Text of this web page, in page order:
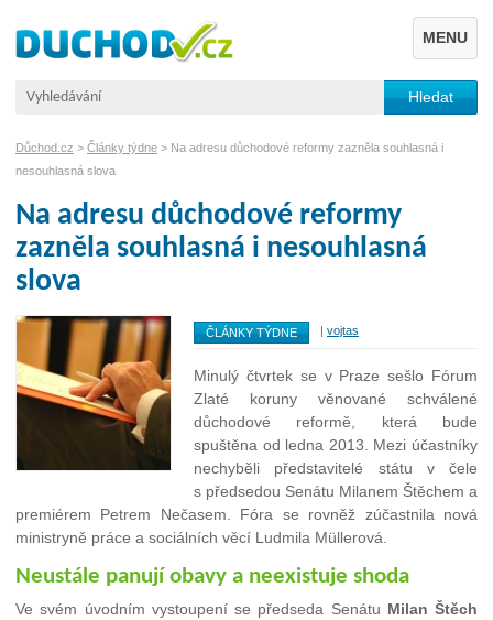
MENU
Důchod.cz > Články týdne > Na adresu důchodové reformy zazněla souhlasná i
nesouhlasná slova
Na adresu důchodové reformy
zazněla souhlasná i nesouhlasná
slova
ČLÁNKY TÝDNE vojtas
Minulý čtvrtek se v Praze sešlo Fórum
Zlaté koruny věnované schválené
důchodové reformě, která bude
spuštěna od ledna 2013. Mezi účastníky
nechyběli představitelé státu v čele
s předsedou Senátu Milanem Štěchem a
premiérem Petrem Nečasem. Fóra se rovněž zúčastnila nová
ministryně práce a sociálních věcí Ludmila Müllerová.
Neustále panují obavy a neexistuje shoda
Ve svém úvodním vystoupení se předseda Senátu Milan Štěch